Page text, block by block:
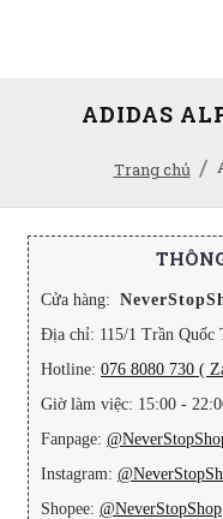
Trang chủ
ADIDAS
Cửa hàng:
Địa chỉ: 115/1 Trần Quốc
Hotline: 076 8080 730 (
Giờ làm việc: 15:00 -
Fanpage:
Instagram:
Shopee: @NeverStopShop